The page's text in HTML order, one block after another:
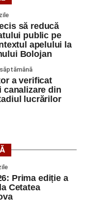
include, pe lângă
și datele de
de telefon și
interesate să
de angajare,
a locurilor de
la data de 4
de contact ale
TELEFON/E-
0752826367
să reducă
public pe
apelului la
Bolojan
a verificat
canalizare din
lucrărilor
Prima ediție a
Cetatea